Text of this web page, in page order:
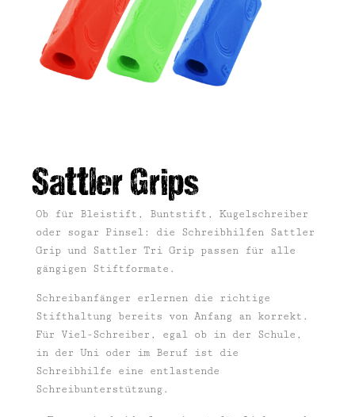
Sattler Grips
Ob für Bleistift, Buntstift, Kugelschreiber
oder sogar Pinsel: die Schreibhilfen Sattler
Grip und Sattler Tri Grip passen für alle
gängigen Stiftformate.
Schreibanfänger erlernen die richtige
Stifthaltung bereits von Anfang an korrekt.
Für Viel-Schreiber, egal ob in der Schule,
in der Uni oder im Beruf ist die
Schreibhilfe eine entlastende
Schreibunterstützung.